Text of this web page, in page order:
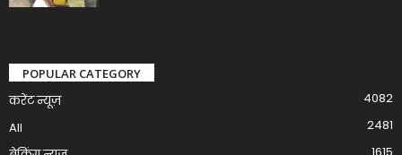
POPULAR CATEGORY
करेंट न्यूज़
4082
All
2481